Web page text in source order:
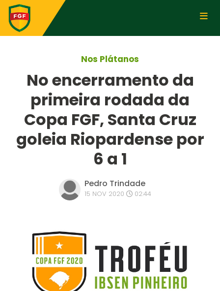
Nos Plátanos
No encerramento da
primeira rodada da
Copa FGF, Santa Cruz
goleia Riopardense por
6 a 1
Pedro Trindade
15 NOV 2020 02:44